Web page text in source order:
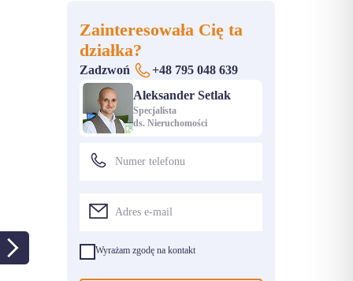
Zainteresowała Cię ta
działka?
Zadzwoń
+48 795 048 639
Aleksander Setlak
Specjalista
ds. Nieruchomości
Wyrażam zgodę na kontakt